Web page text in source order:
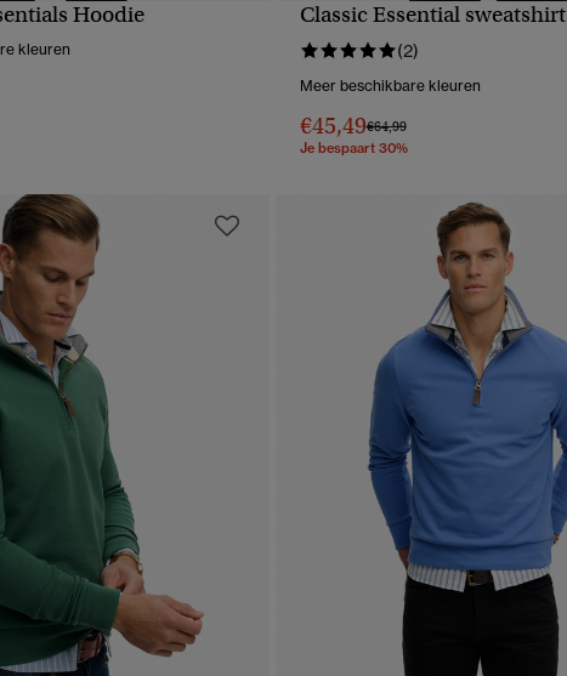
Hoodie
kleuren
van
Classic Essential sweatshirt
(2)
Meer beschikbare kleuren
€45,49Prijs verlaagd van
€64,99naar
Je bespaart 30%